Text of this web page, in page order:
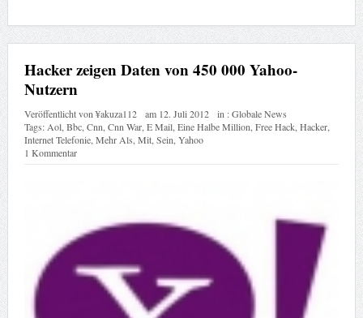
Hacker zeigen Daten von 450 000 Yahoo-
Nutzern
Veröffentlicht von¥akuza112 am 12. Juli 2012 in :Globale News
Tags:Aol,Bbc,Cnn,Cnn War,E Mail,Eine Halbe Million,Free Hack,Hacker,
Internet Telefonie,Mehr Als,Mit,Sein,Yahoo
1 Kommentar